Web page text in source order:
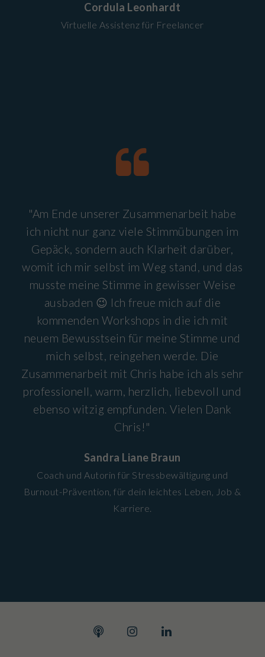
Cordula Leonhardt
Virtuelle Assistenz für Freelancer
"Am Ende unserer Zusammenarbeit habe
ich nicht nur ganz viele Stimmübungen im
Gepäck, sondern auch Klarheit darüber,
womit ich mir selbst im Weg stand, und das
musste meine Stimme in gewisser Weise
ausbaden 😉 Ich freue mich auf die
kommenden Workshops in die ich mit
neuem Bewusstsein für meine Stimme und
mich selbst, reingehen werde. Die
Zusammenarbeit mit Chris habe ich als sehr
professionell, warm, herzlich, liebevoll und
ebenso witzig empfunden. Vielen Dank
Chris!"
Sandra Liane Braun
Coach und Autorin für Stressbewältigung und
Burnout-Prävention, für dein leichtes Leben, Job &
Karriere.